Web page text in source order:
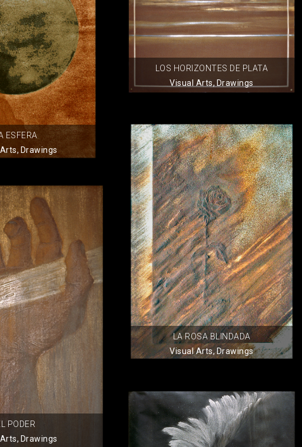
ESFERA
, Drawings
LOS HORIZONTES DE PLATA
Visual Arts, Drawings
LA ROSA BLINDADA
Visual Arts,Drawings
PODER
, Drawings